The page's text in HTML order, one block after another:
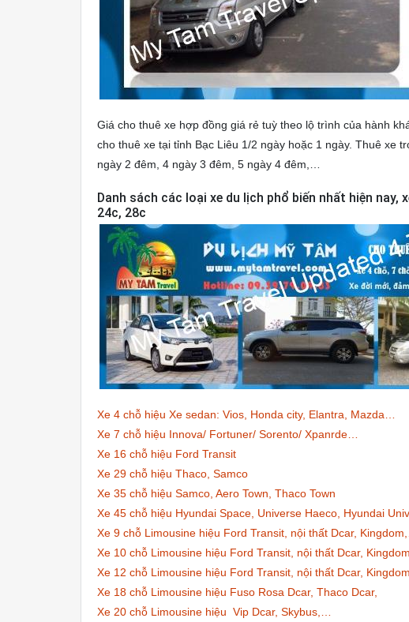
Giá cho thuê xe hợp đồng giá rẻ tuỳ theo lộ trình của hành
cho thuê xe tại tỉnh Bạc Liêu 1/2 ngày hoặc 1 ngày. Thuê xe
ngày 2 đêm, 4 ngày 3 đêm, 5 ngày 4 đêm,…
Danh sách các loại xe du lịch phổ biến nhất hiện nay,
24c, 28c
Xe 4 chỗ hiệu Xe sedan: Vios, Honda city, Elantra, Mazda…
Xe 7 chỗ hiệu Innova/ Fortuner/ Sorento/ Xpanrde…
Xe 16 chỗ hiệu Ford Transit
Xe 29 chỗ hiệu Thaco, Samco
Xe 35 chỗ hiệu Samco, Aero Town, Thaco Town
Xe 45 chỗ hiệu Hyundai Space, Universe Haeco, Hyundai
Xe 9 chỗ Limousine hiệu Ford Transit, nội thất Dcar,
Xe 10 chỗ Limousine hiệu Ford Transit, nội thất Dcar,
Xe 12 chỗ Limousine hiệu Ford Transit, nội thất Dcar,
Xe 18 chỗ Limousine hiệu Fuso Rosa Dcar, Thaco Dcar,
Xe 20 chỗ Limousine hiệu Vip Dcar, Skybus,…